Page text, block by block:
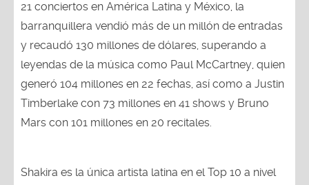
barranquillera vendió más de un millón de entradas
y recaudó 130 millones de dólares, superando a
leyendas de la música como Paul McCartney, quien
generó 104 millones en 22 fechas, así como a Justin
Timberlake con 73 millones en 41 shows y Bruno
Mars con 101 millones en 20 recitales.
global que se encuentra incluida en esta gira. Sin